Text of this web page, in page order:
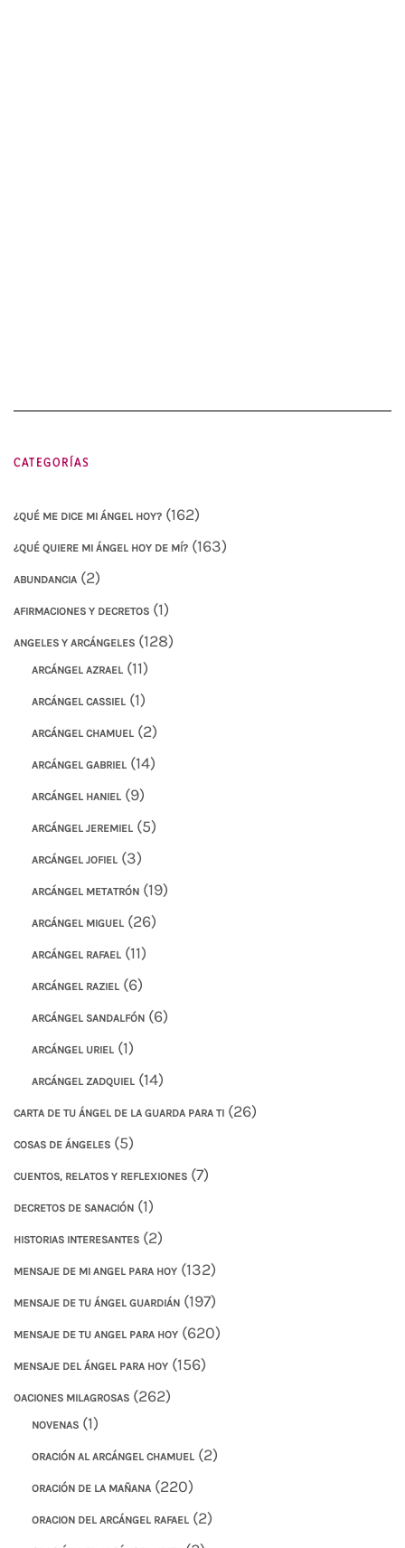
CATEGORÍAS
¿QUÉ ME DICE MI ÁNGEL HOY? (162)
¿QUÉ QUIERE MI ÁNGEL HOY DE MÍ? (163)
ABUNDANCIA (2)
AFIRMACIONES Y DECRETOS (1)
ANGELES Y ARCÁNGELES (128)
ARCÁNGEL AZRAEL (11)
ARCÁNGEL CASSIEL (1)
ARCÁNGEL CHAMUEL (2)
ARCÁNGEL GABRIEL (14)
ARCÁNGEL HANIEL (9)
ARCÁNGEL JEREMIEL (5)
ARCÁNGEL JOFIEL (3)
ARCÁNGEL METATRÓN (19)
ARCÁNGEL MIGUEL (26)
ARCÁNGEL RAFAEL (11)
ARCÁNGEL RAZIEL (6)
ARCÁNGEL SANDALFÓN (6)
ARCÁNGEL URIEL (1)
ARCÁNGEL ZADQUIEL (14)
CARTA DE TU ÁNGEL DE LA GUARDA PARA TI (26)
COSAS DE ÁNGELES (5)
CUENTOS, RELATOS Y REFLEXIONES (7)
DECRETOS DE SANACIÓN (1)
HISTORIAS INTERESANTES (2)
MENSAJE DE MI ANGEL PARA HOY (132)
MENSAJE DE TU ÁNGEL GUARDIÁN (197)
MENSAJE DE TU ANGEL PARA HOY (620)
MENSAJE DEL ÁNGEL PARA HOY (156)
OACIONES MILAGROSAS (262)
NOVENAS (1)
ORACIÓN AL ARCÁNGEL CHAMUEL (2)
ORACIÓN DE LA MAÑANA (220)
ORACION DEL ARCÁNGEL RAFAEL (2)